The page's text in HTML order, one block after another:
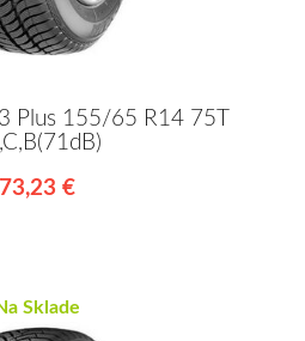
Plus 155/65 R14 75T
73,23 €
Sklade